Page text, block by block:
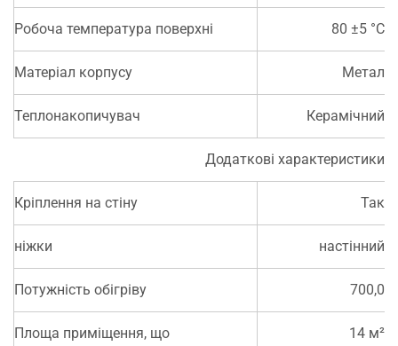
Робоча температура поверхні 80 ±5 °C
Матеріал корпусу Метал
Теплонакопичувач Керамічний
Додаткові характеристики
Кріплення на стіну Так
ніжки настінний
Потужність обігріву 700,0
Площа приміщення, що
14 м²